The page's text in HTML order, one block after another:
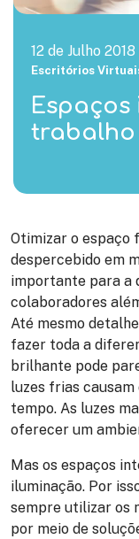
12 de Julho 2018
Escritórios
trabalho
Otimizar o espaço
despercebido em
importante para a
colaboradores
Até mesmo
fazer toda a
brilhante pode
luzes frias causam
tempo. As luzes
oferecer um
Mas os espaços
iluminação. Por
sempre utilizar os
por meio de